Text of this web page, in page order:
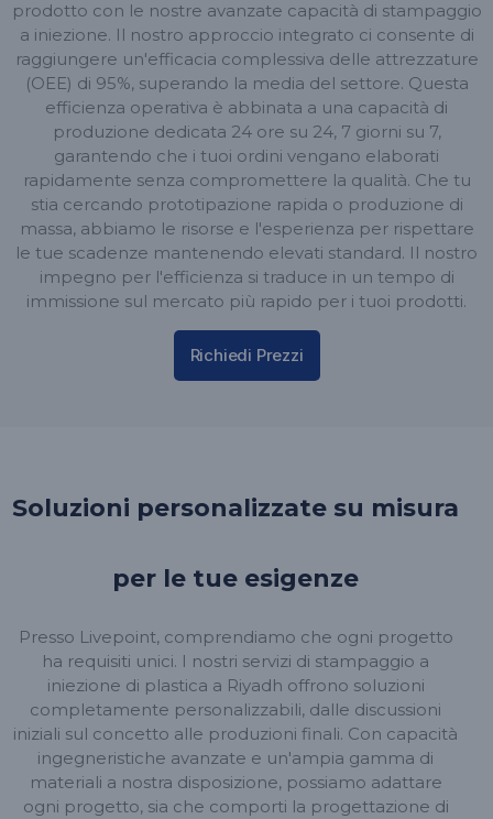
prodotto con le nostre avanzate capacità di stampaggio
a iniezione. Il nostro approccio integrato ci consente di
raggiungere un'efficacia complessiva delle attrezzature
(OEE) di 95%, superando la media del settore. Questa
efficienza operativa è abbinata a una capacità di
produzione dedicata 24 ore su 24, 7 giorni su 7,
garantendo che i tuoi ordini vengano elaborati
rapidamente senza compromettere la qualità. Che tu
stia cercando prototipazione rapida o produzione di
massa, abbiamo le risorse e l'esperienza per rispettare
le tue scadenze mantenendo elevati standard. Il nostro
impegno per l'efficienza si traduce in un tempo di
immissione sul mercato più rapido per i tuoi prodotti.
Richiedi Prezzi
Soluzioni personalizzate su misura
per le tue esigenze
Presso Livepoint, comprendiamo che ogni progetto
ha requisiti unici. I nostri servizi di stampaggio a
iniezione di plastica a Riyadh offrono soluzioni
completamente personalizzabili, dalle discussioni
iniziali sul concetto alle produzioni finali. Con capacità
ingegneristiche avanzate e un'ampia gamma di
materiali a nostra disposizione, possiamo adattare
ogni progetto, sia che comporti la progettazione di